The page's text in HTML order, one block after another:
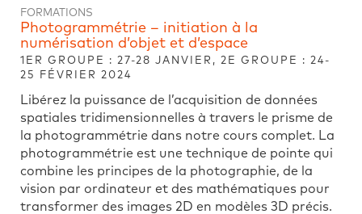
FORMATIONS
Photogrammétrie – initiation à la
numérisation d’objet et d’espace
1ER GROUPE : 27-28 JANVIER, 2E GROUPE : 24-
25 FÉVRIER 2024
Libérez la puissance de l’acquisition de données
spatiales tridimensionnelles à travers le prisme de
la photogrammétrie dans notre cours complet. La
photogrammétrie est une technique de pointe qui
combine les principes de la photographie, de la
vision par ordinateur et des mathématiques pour
transformer des images 2D en modèles 3D précis.